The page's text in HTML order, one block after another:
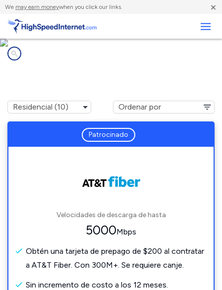
We may earn moneywhen you click our links. ×
Patrocinado
Velocidades de descarga de hasta
5000Mbps
Obtén una tarjeta de prepago de $200 al contratar
a AT&T Fiber. Con 300M+. Se requiere canje.
Sin incremento de costo a los 12 meses.